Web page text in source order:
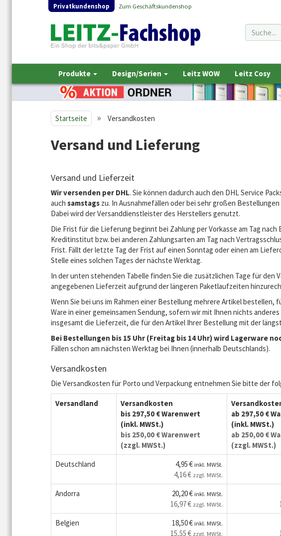
Privatkundenshop Zum Geschäftskundenshop
Produkte Design/Serien Leitz WOW Leitz Cosy
Startseite » Versandkosten
Versand und Lieferung
Versand und Lieferzeit
Wir versenden per DHL. Sie können dadurch auch den DHL Service
auch samstags zu. In Ausnahmefällen oder bei sehr großen
Dabei wird der Versanddienstleister des Herstellers genutzt.
Die Frist für die Lieferung beginnt bei Zahlung per Vorkasse am Tag
Kreditinstitut bzw. bei anderen Zahlungsarten am Tag nach
Frist. Fällt der letzte Tag der Frist auf einen Sonntag oder einen am
Stelle eines solchen Tages der nächste Werktag.
In der unten stehenden Tabelle finden Sie die zusätzlichen Tage für den
angegebenen Lieferzeit aufgrund der längeren Paketlaufzeiten
Wenn Sie bei uns im Rahmen einer Bestellung mehrere Artikel
Ware in einer gemeinsamen Sendung, sofern wir mit Ihnen nichts
insgesamt die Lieferzeit, die für den Artikel Ihrer Bestellung mit der
Bei Bestellungen bis 15 Uhr (Freitag bis 14 Uhr) wird Lagerware
Fällen schon am nächsten Werktag bei Ihnen (innerhalb Deutschlands).
Versandkosten
Die Versandkosten für Porto und Verpackung entnehmen Sie bitte der
Versandland
Versandkosten
bis 297,50 € Warenwert
(inkl. MWSt.)
bis 250,00 € Warenwert
(zzgl. MWSt.)
ab 297,50 €
(inkl. MWSt.)
ab 250,00 €
(zzgl. MWSt.)
Deutschland 4,95 €inkl. MWSt.
4,16 € zzgl. MWSt.
Andorra 20,20 €inkl. MWSt.
16,97 € zzgl. MWSt.
Belgien 18,50 €inkl. MWSt.
15,55 € zzgl. MWSt.